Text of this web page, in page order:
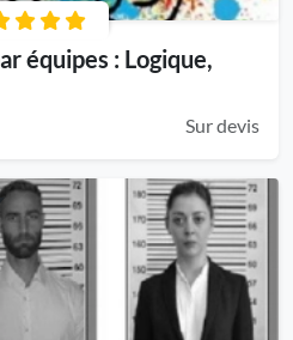
équipes : Logique,
Sur devis